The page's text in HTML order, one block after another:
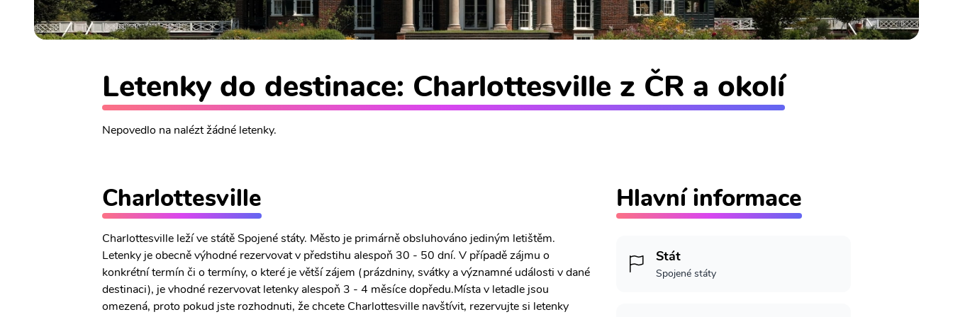
Letenky do destinace: Charlottesville z ČR a okolí
Nepovedlo na nalézt žádné letenky.
Charlottesville
Charlottesville leží ve státě Spojené státy. Město je primárně obsluhováno jediným letištěm.
Letenky je obecně výhodné rezervovat v předstihu alespoň 30 - 50 dní. V případě zájmu o
konkrétní termín či o termíny, o které je větší zájem (prázdniny, svátky a významné události v dané
destinaci), je vhodné rezervovat letenky alespoň 3 - 4 měsíce dopředu.Místa v letadle jsou
omezená, proto pokud jste rozhodnuti, že chcete Charlottesville navštívit, rezervujte si letenky
Hlavní informace
Stát
Spojené státy